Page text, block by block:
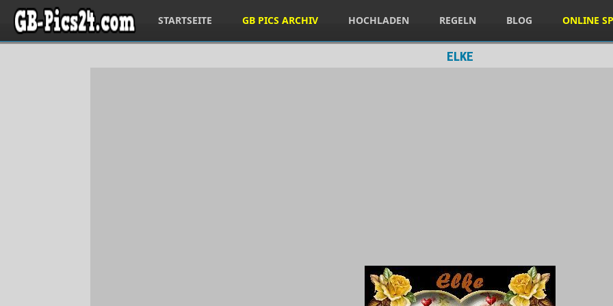
STARTSEITE GB PICS ARCHIV HOCHLADEN REGELN BLOG ONLINE
ELKE